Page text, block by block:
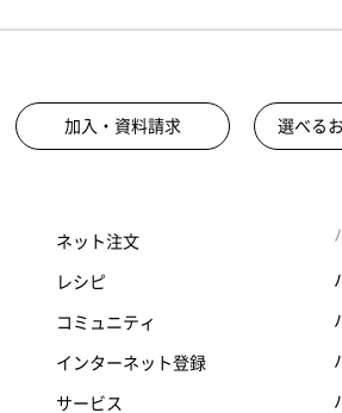
加入・資料請求 選べる
ネット注文
レシピ
コミュニティ
インターネット登録
サービス